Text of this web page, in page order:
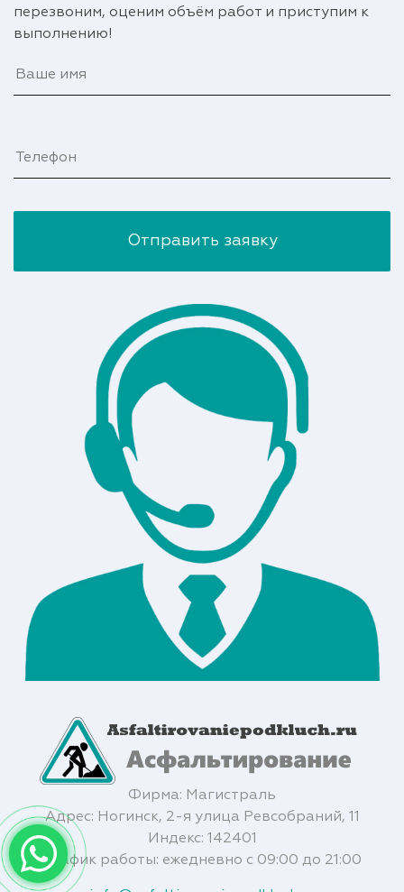
перезвоним, оценим объём работ и приступим к
выполнению!
Фирма: Магистраль
Адрес: Ногинск, 2-я улица Ревсобраний, 11
Индекс: 142401
График работы: ежедневно с 09:00 до 21:00